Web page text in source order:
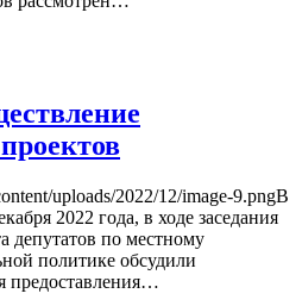
uploads/2022/12/image-9.pngВ
2022 года, в ходе заседания
депутатов по местному
политике обсудили
предоставления…